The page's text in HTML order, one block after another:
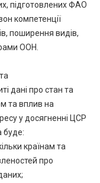
підготовлених ФАО
компетенції
поширення видів,
ООН.
дані про стан та
та вплив на
у досягненні ЦСР
буде:
країнам та
про